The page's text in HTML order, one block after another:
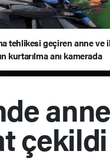
tehlikesi geçiren anne ve
kurtarılma anı kamerada
çekildi